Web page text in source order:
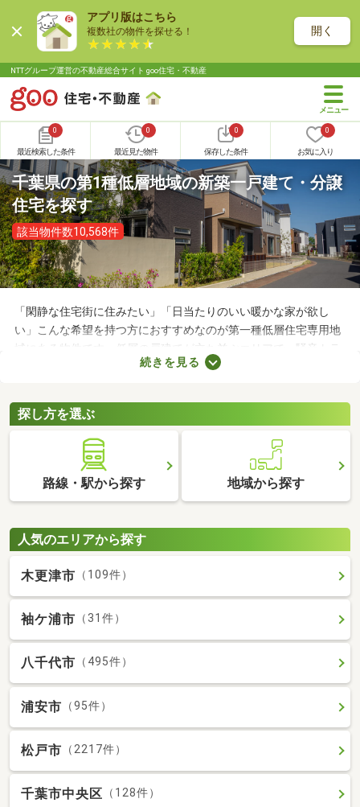
アプリ版はこちら
複数社の物件を探せる！ 開く
NTTグループ運営の不動産総合サイト goo住宅・不動産
0
最近検索した条件
0
最近見た物件
0
保存した条件
0
お気に入り
千葉県の第1種低層地域の新築一戸建て・分譲
住宅を探す
該当物件数10,568件
「閑静な住宅街に住みたい」「日当たりのいい暖かな家が欲し
い」こんな希望を持つ方におすすめなのが第一種低層住宅専用地
域にある物件です。低層の戸建てが立ち並ぶエリアで、騒音トラ
ブルが少ない・住みやすい・高層の建物によって日光が遮断され
住居専用地域の新築一戸建てを紹介します。
続きを見る
探し方を選ぶ
路線・駅から探す 地域から探す
人気のエリアから探す
木更津市 （109件）
袖ケ浦市 （31件）
八千代市 （495件）
浦安市 （95件）
松戸市 （2217件）
千葉市中央区 （128件）